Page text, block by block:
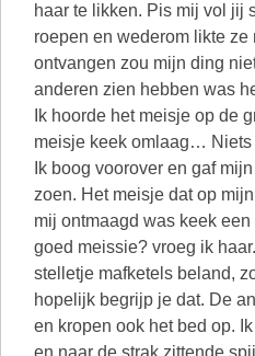
haar te likken. Pis mij vol jij
roepen en wederom likte
ontvangen zou mijn ding
anderen zien hebben was
Ik hoorde het meisje op de
meisje keek omlaag… Niets
Ik boog voorover en gaf
zoen. Het meisje dat op
mij ontmaagd was keek
goed meissie? vroeg ik
stelletje mafketels beland,
hopelijk begrijp je dat. De
en kropen ook het bed op.
en naar de strak zittende